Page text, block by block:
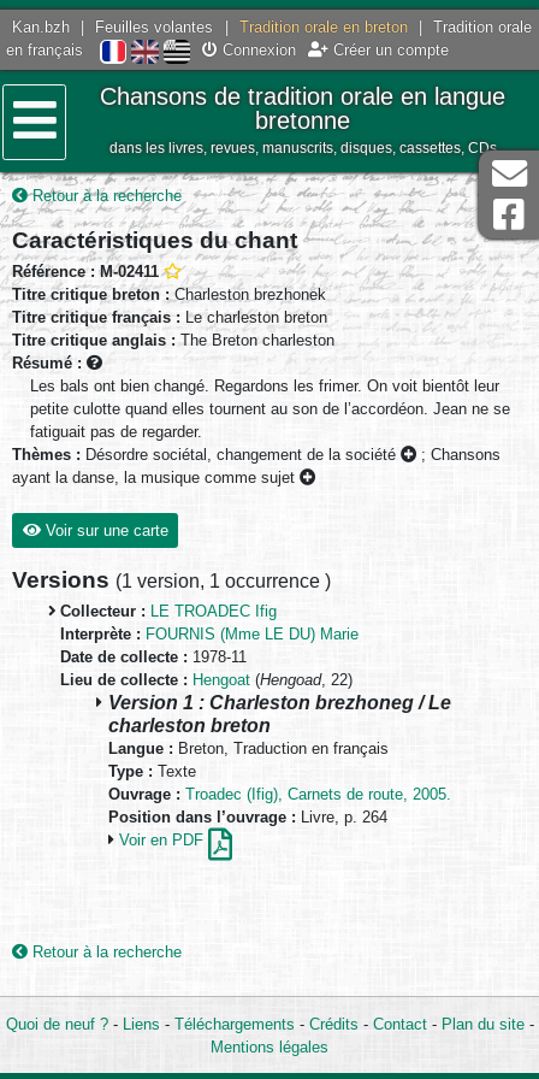
Kan.bzh Feuilles volantes Tradition orale en breton
Tradition orale
en français
Connexion Créer un compte
Menu
Chansons de tradition orale en langue
bretonne
dans les livres, revues, manuscrits, disques, cassettes, CDs
Retour à la recherche
Caractéristiques du chant
Référence : M-02411
Titre critique breton : Charleston brezhonek
Titre critique français : Le charleston breton
Titre critique anglais : The Breton charleston
Résumé :
Les bals ont bien changé. Regardons les frimer. On voit bientôt leur
petite culotte quand elles tournent au son de l’accordéon. Jean ne se
fatiguait pas de regarder.
Thèmes : Désordre sociétal, changement de la société ; Chansons
ayant la danse, la musique comme sujet
Voir sur une carte
Versions (1 version, 1 occurrence )
Collecteur : LE TROADEC Ifig
Interprète : FOURNIS (Mme LE DU) Marie
Date de collecte : 1978-11
Lieu de collecte : Hengoat (Hengoad, 22)
Version 1 : Charleston brezhoneg / Le
charleston breton
Langue : Breton, Traduction en français
Type : Texte
Ouvrage : Troadec (Ifig), Carnets de route, 2005.
Position dans l’ouvrage : Livre, p. 264
Voir en PDF
Retour à la recherche
Quoi de neuf ?- Liens - Téléchargements - Crédits - Contact- Plan du site-
Mentions légales